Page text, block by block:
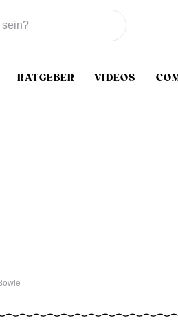
RATGEBER VIDEOS